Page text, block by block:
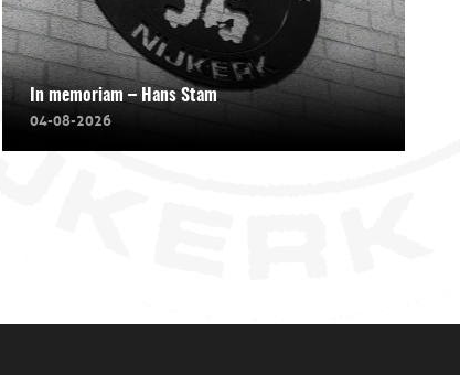
In memoriam – Hans Stam
04-08-2026